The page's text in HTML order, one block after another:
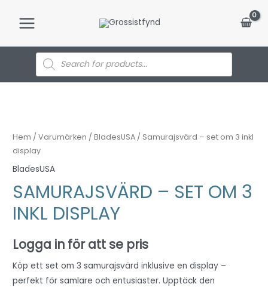
Main
MenuProducts
search
Hem /Varumärken /BladesUSA / Samurajsvärd – set om 3 inkl
display
BladesUSA
SAMURAJSVÄRD – SET OM 3
INKL DISPLAY
Logga in för att se pris
Köp ett set om 3 samurajsvärd inklusive en display –
perfekt för samlare och entusiaster. Upptäck den